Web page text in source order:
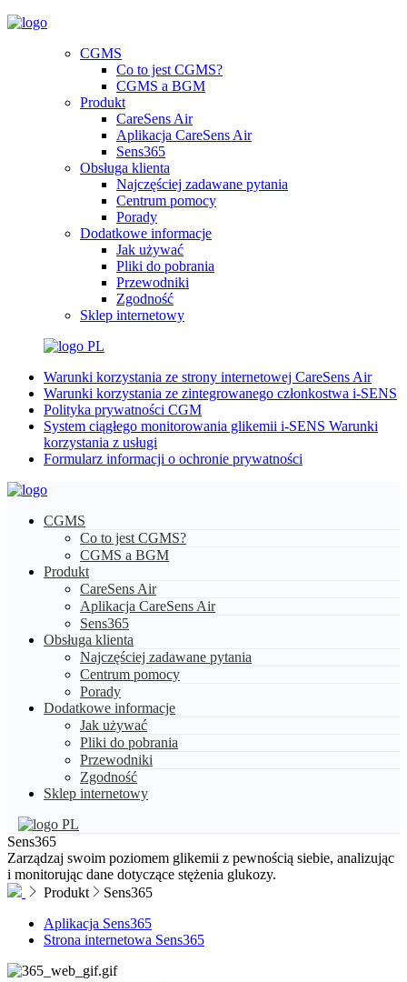
CGMS
Co to jest CGMS?
CGMS a BGM
Produkt
CareSens Air
Aplikacja CareSens Air
Sens365
Obsługa klienta
Najczęściej zadawane pytania
Centrum pomocy
Porady
Dodatkowe informacje
Jak używać
Pliki do pobrania
Przewodniki
Zgodność
Sklep internetowy
PL
Warunki korzystania ze strony internetowej CareSens Air
Warunki korzystania ze zintegrowanego członkostwa i-SENS
Polityka prywatności CGM
System ciągłego monitorowania glikemii i-SENS Warunki
korzystania z usługi
Formularz informacji o ochronie prywatności
CGMS
Co to jest CGMS?
CGMS a BGM
Produkt
CareSens Air
Aplikacja CareSens Air
Sens365
Obsługa klienta
Najczęściej zadawane pytania
Centrum pomocy
Porady
Dodatkowe informacje
Jak używać
Pliki do pobrania
Przewodniki
Zgodność
Sklep internetowy
PL
Sens365
Zarządzaj swoim poziomem glikemii z pewnością siebie, analizując
i monitorując dane dotyczące stężenia glukozy.
Produkt
Sens365
Aplikacja Sens365
Strona internetowa Sens365